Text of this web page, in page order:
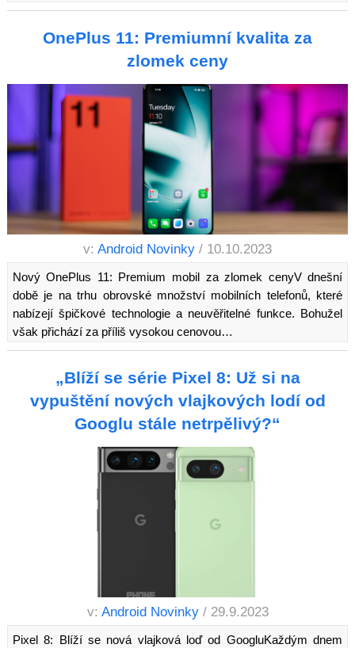
OnePlus 11: Premiumní kvalita za
zlomek ceny
v: Android Novinky / 10.10.2023
Nový OnePlus 11: Premium mobil za zlomek cenyV dnešní
době je na trhu obrovské množství mobilních telefonů, které
nabízejí špičkové technologie a neuvěřitelné funkce. Bohužel
však přichází za příliš vysokou cenovou…
„Blíží se série Pixel 8: Už si na
vypuštění nových vlajkových lodí od
Googlu stále netrpělivý?“
v: Android Novinky / 29.9.2023
Pixel 8: Blíží se nová vlajková loď od GoogluKaždým dnem